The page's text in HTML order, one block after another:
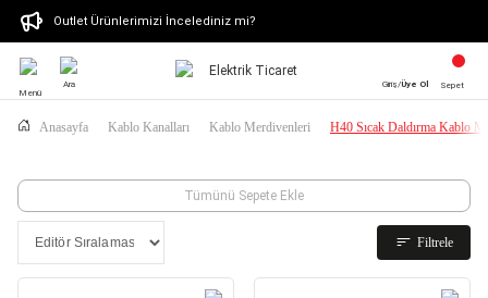
Outlet Ürünlerimizi İncelediniz mi?
Menü
Ara Giriş/Üye Ol Sepet
Anasayfa Kablo Kanalları Kablo Merdivenleri H40 Sıcak Daldırma Kablo
Tümünü Sepete Ekle
Filtrele